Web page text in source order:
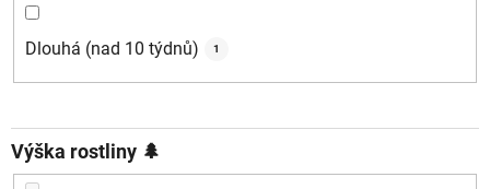
Dlouhá (nad 10 týdnů) 1
Výška rostliny 🌲